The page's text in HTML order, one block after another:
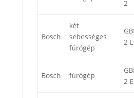
2
Bosch
két
sebességes
fúrógép
2 E
Bosch fúrógép
2 E